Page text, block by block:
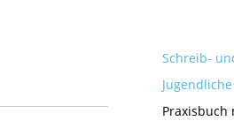
Schreib-
Jugendliche
Praxisbuch